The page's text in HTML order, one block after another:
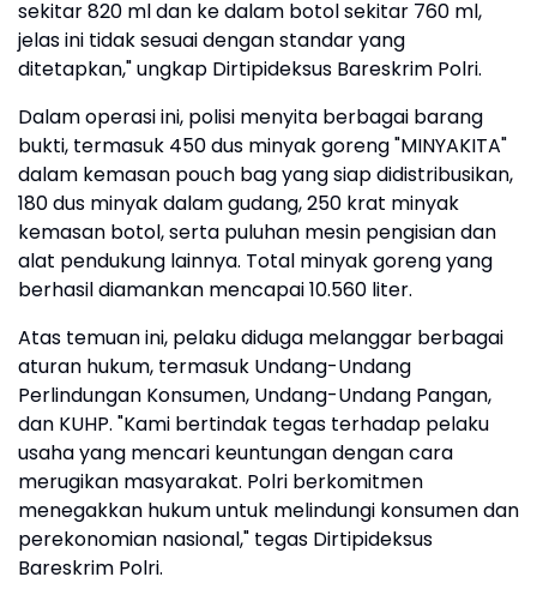
sekitar 820 ml dan ke dalam botol sekitar 760 ml,
jelas ini tidak sesuai dengan standar yang
ditetapkan," ungkap Dirtipideksus Bareskrim Polri.
Dalam operasi ini, polisi menyita berbagai barang
bukti, termasuk 450 dus minyak goreng "MINYAKITA"
dalam kemasan pouch bag yang siap didistribusikan,
180 dus minyak dalam gudang, 250 krat minyak
kemasan botol, serta puluhan mesin pengisian dan
alat pendukung lainnya. Total minyak goreng yang
berhasil diamankan mencapai 10.560 liter.
Atas temuan ini, pelaku diduga melanggar berbagai
aturan hukum, termasuk Undang-Undang
Perlindungan Konsumen, Undang-Undang Pangan,
dan KUHP. "Kami bertindak tegas terhadap pelaku
usaha yang mencari keuntungan dengan cara
merugikan masyarakat. Polri berkomitmen
menegakkan hukum untuk melindungi konsumen dan
perekonomian nasional," tegas Dirtipideksus
Bareskrim Polri.